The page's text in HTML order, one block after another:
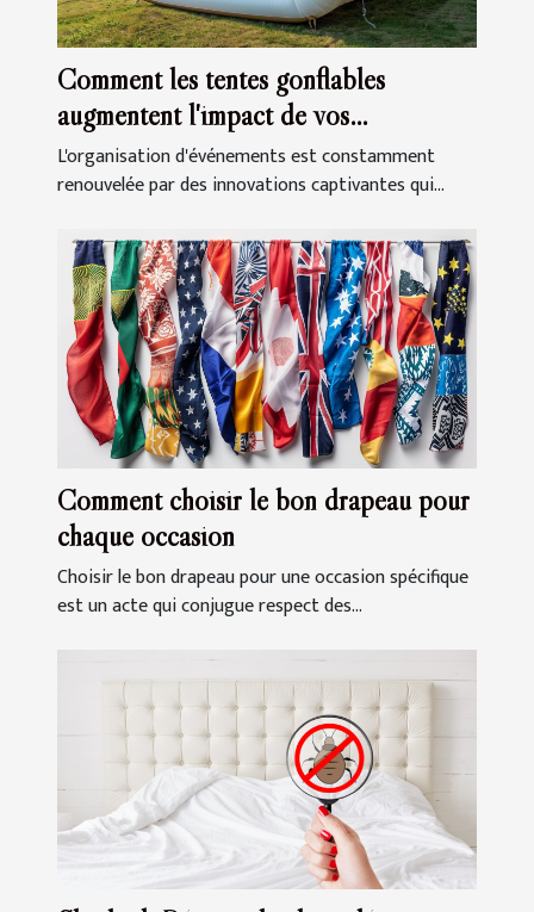
Comment les tentes gonflables
augmentent l'impact de vos
événements
L'organisation d'événements est constamment
renouvelée par des innovations captivantes qui...
Comment choisir le bon drapeau pour
chaque occasion
Choisir le bon drapeau pour une occasion spécifique
est un acte qui conjugue respect des...